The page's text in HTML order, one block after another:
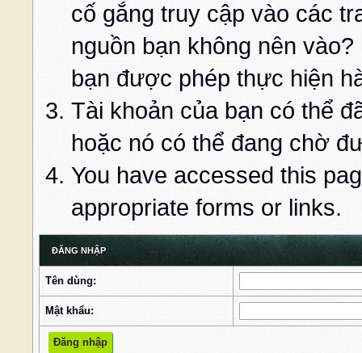
cố gắng truy cập vào các
nguồn bạn không nên
bạn được phép thực hiện
Tài khoản của bạn có thể
hoặc nó có thể đang chờ
You have accessed this
appropriate forms or links.
ĐĂNG NHẬP
Tên dùng:
Mật khẩu: